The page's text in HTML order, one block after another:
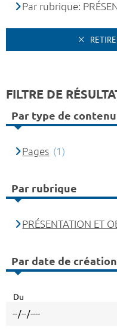
Par rubrique:
FILTRE DE
Par type de contenu
Pages (1)
Par rubrique
PRÉSENTATION ET
Par date de création
Du